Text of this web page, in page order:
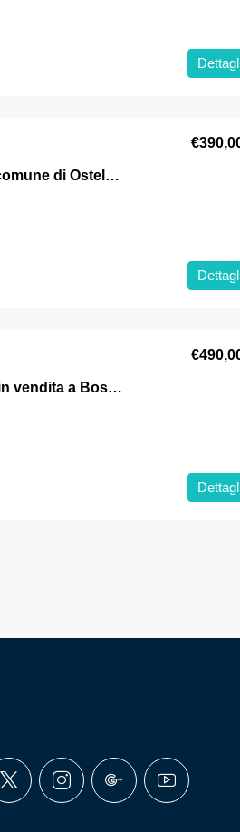
Villa in vendita a Volania, nel comune di Ostellato, provincia di Ferrara.
Villa indipendente, su 3 livelli in vendita a Bosco Mesola.